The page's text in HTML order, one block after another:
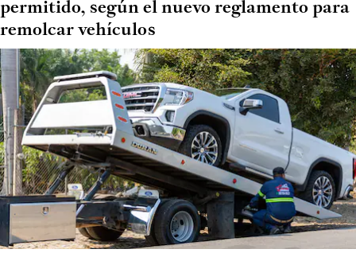
permitido, según el nuevo reglamento para
remolcar vehículos